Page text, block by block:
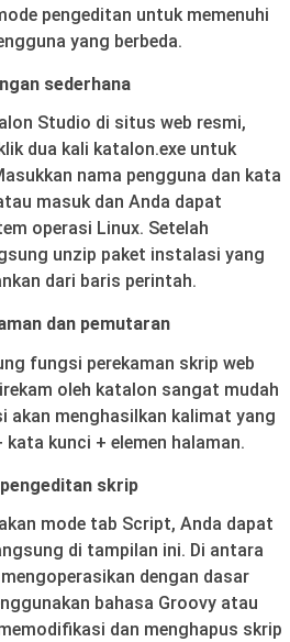
pengeditan untuk memenuhi
yang berbeda.
sederhana
Studio di situs web resmi,
dua kali katalon.exe untuk
nama pengguna dan kata
masuk dan Anda dapat
operasi Linux. Setelah
unzip paket instalasi yang
dari baris perintah.
dan pemutaran
fungsi perekaman skrip web
oleh katalon sangat mudah
akan menghasilkan kalimat yang
kunci + elemen halaman.
skrip
mode tab Script, Anda dapat
di tampilan ini. Di antara
dengan dasar
bahasa Groovy atau
dan menghapus skrip